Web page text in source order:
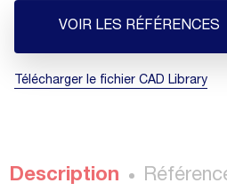
VOIR LES RÉFÉRENCES
Télécharger le fichier CAD Library
Description